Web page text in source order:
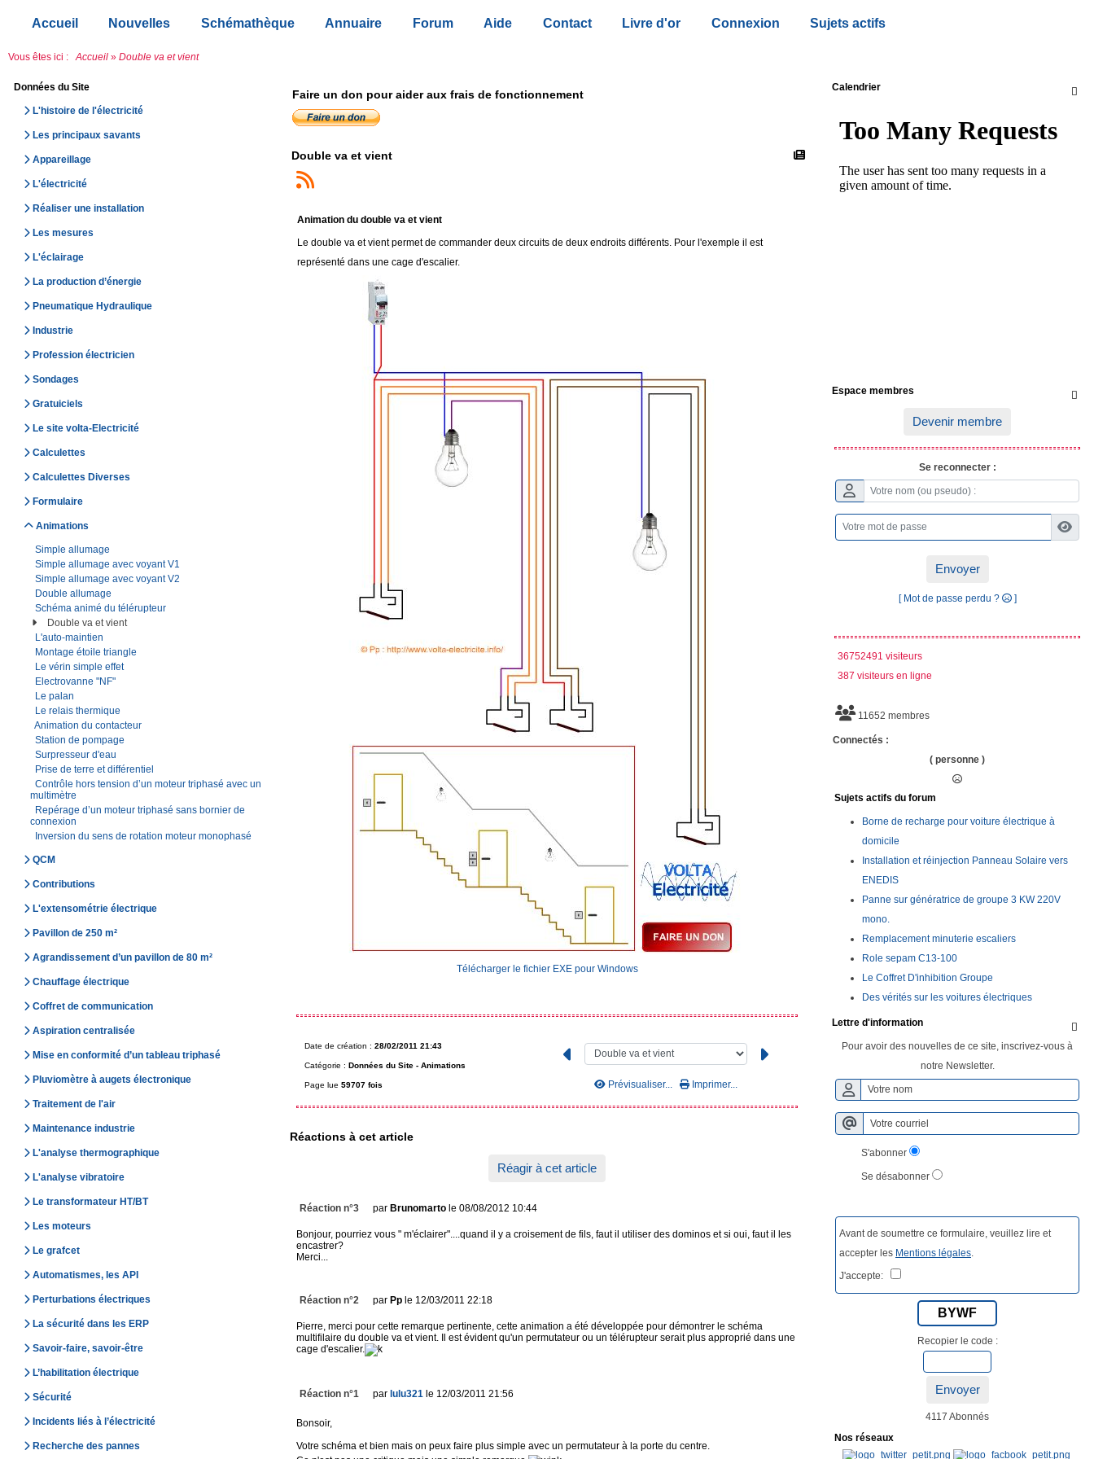
Accueil Nouvelles Schémathèque Annuaire Forum Aide Contact Livre d'or Connexion Sujets actifs
Vous êtes ici : Accueil » Double va et vient
Données du Site
L'histoire de l'électricité
Les principaux savants
Appareillage
L'électricité
Réaliser une installation
Les mesures
L'éclairage
La production d’énergie
Pneumatique Hydraulique
Industrie
Profession électricien
Sondages
Gratuiciels
Le site volta-Electricité
Calculettes
Calculettes Diverses
Formulaire
Animations
Simple allumage
Simple allumage avec voyant V1
Simple allumage avec voyant V2
Double allumage
Schéma animé du télérupteur
Double va et vient
L'auto-maintien
Montage étoile triangle
Le vérin simple effet
Electrovanne "NF"
Le palan
Le relais thermique
Animation du contacteur
Station de pompage
Surpresseur d'eau
Prise de terre et différentiel
Contrôle hors tension d’un moteur triphasé avec un
multimètre
Repérage d’un moteur triphasé sans bornier de
connexion
Inversion du sens de rotation moteur monophasé
QCM
Contributions
L'extensométrie électrique
Pavillon de 250 m²
Agrandissement d’un pavillon de 80 m²
Chauffage électrique
Coffret de communication
Aspiration centralisée
Mise en conformité d’un tableau triphasé
Pluviomètre à augets électronique
Traitement de l'air
Maintenance industrie
L'analyse thermographique
L'analyse vibratoire
Le transformateur HT/BT
Les moteurs
Le grafcet
Automatismes, les API
Perturbations électriques
La sécurité dans les ERP
Savoir-faire, savoir-être
L’habilitation électrique
Sécurité
Incidents liés à l’électricité
Recherche des pannes
Faire un don pour aider aux frais de fonctionnement
Double va et vient
Animation du double va et vient
Le double va et vient permet de commander deux circuits de deux endroits différents. Pour l'exemple il est
représenté dans une cage d'escalier.
Télécharger le fichier EXE pour Windows
Date de création : 28/02/2011 21:43
Catégorie : Données du Site - Animations
Page lue 59707 fois Prévisualiser... Imprimer...
Réactions à cet article
Réagir à cet article
Réaction n°3 par Brunomartole 08/08/2012 10:44
Bonjour, pourriez vous " m'éclairer"....quand il y a croisement de fils, faut il utiliser des dominos et si oui, faut il les
encastrer?
Merci...
Réaction n°2 par Pple 12/03/2011 22:18
Pierre, merci pour cette remarque pertinente, cette animation a été développée pour démontrer le schéma
multifilaire du double va et vient. Il est évident qu'un permutateur ou un télérupteur serait plus approprié dans une
cage d'escalier.
Réaction n°1 par lulu321 le 12/03/2011 21:56
Bonsoir,
Votre schéma et bien mais on peux faire plus simple avec un permutateur à la porte du centre.

Calendrier

Espace membres
Devenir membre
Se reconnecter :
Envoyer
[ Mot de passe perdu ? ]
36752491 visiteurs
387 visiteurs en ligne
11652 membres
Connectés :
( personne )
Sujets actifs du forum
Borne de recharge pour voiture électrique à
domicile
Installation et réinjection Panneau Solaire vers
ENEDIS
Panne sur génératrice de groupe 3 KW 220V
mono.
Remplacement minuterie escaliers
Role sepam C13-100
Le Coffret D'inhibition Groupe
Des vérités sur les voitures électriques

Lettre d'information
Pour avoir des nouvelles de ce site, inscrivez-vous à
notre Newsletter.
S'abonner
Se désabonner
Avant de soumettre ce formulaire, veuillez lire et
accepter les Mentions légales
J'accepte:
BYWF
Recopier le code :
Envoyer
4117 Abonnés
Nos réseaux